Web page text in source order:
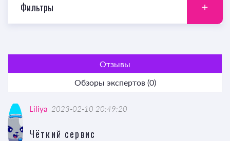
Фильтры
Отзывы
Обзоры экспертов (0)
Liliya 2023-02-10 20:49:20
Чёткий сервис